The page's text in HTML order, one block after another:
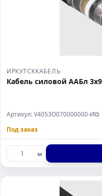
ИРКУТСККАБЕЛЬ
Кабель силовой ААБл
Артикул: V4053O070000000-И⧉
Под заказ
м